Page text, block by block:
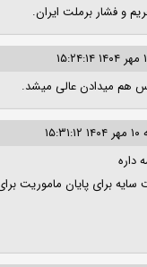
و فشار برملت ایران.
هم میدادن عالی میشد.
داره
برای پایان ماموریت